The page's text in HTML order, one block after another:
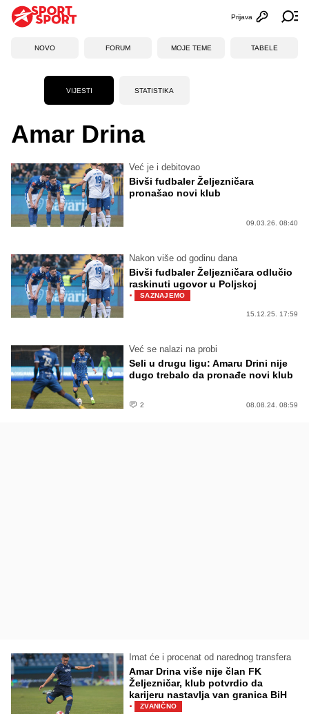
Otvori
Prijava
NOVO FORUM MOJE TEME TABELE
VIJESTI STATISTIKA
Amar Drina
Već je i debitovao
Bivši fudbaler Željezničara
pronašao novi klub
09.03.26. 08:40
Nakon više od godinu dana
Bivši fudbaler Željezničara odlučio
raskinuti ugovor u Poljskoj
· SAZNAJEMO
15.12.25. 17:59
Već se nalazi na probi
Seli u drugu ligu: Amaru Drini nije
dugo trebalo da pronađe novi klub
2 08.08.24. 08:59
Imat će i procenat od narednog transfera
Amar Drina više nije član FK
Željezničar, klub potvrdio da
karijeru nastavlja van granica BiH
·
ZVANIČNO